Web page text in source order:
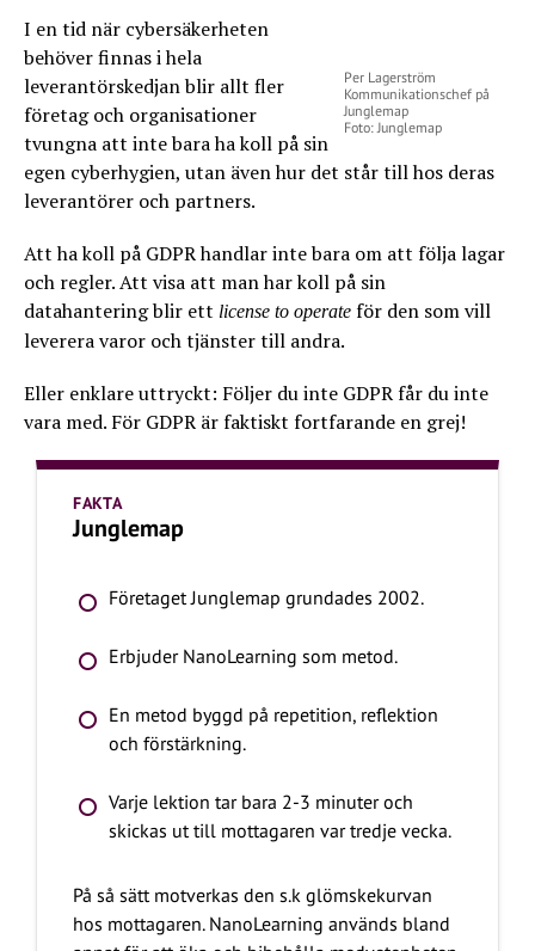
Per Lagerström
Kommunikationschef på
Junglemap
Foto: Junglemap
I en tid när cybersäkerheten
behöver finnas i hela
leverantörskedjan blir allt fler
företag och organisationer
tvungna att inte bara ha koll på sin
egen cyberhygien, utan även hur det står till hos deras
leverantörer och partners.
Att ha koll på GDPR handlar inte bara om att följa lagar
och regler. Att visa att man har koll på sin
datahantering blir ett license to operate för den som vill
leverera varor och tjänster till andra.
Eller enklare uttryckt: Följer du inte GDPR får du inte
vara med. För GDPR är faktiskt fortfarande en grej!
FAKTA
Junglemap
Företaget Junglemap grundades 2002.
Erbjuder NanoLearning som metod.
En metod byggd på repetition, reflektion
och förstärkning.
Varje lektion tar bara 2-3 minuter och
skickas ut till mottagaren var tredje vecka.
På så sätt motverkas den s.k glömskekurvan
hos mottagaren. NanoLearning används bland